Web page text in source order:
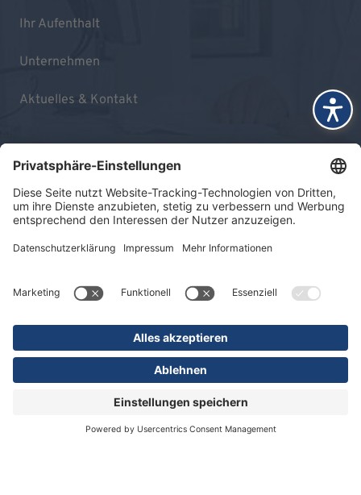
Ihr Aufenthalt
Unternehmen
Aktuelles & Kontakt
Impressum
© 2026 KLINIKEN DR. ERLER